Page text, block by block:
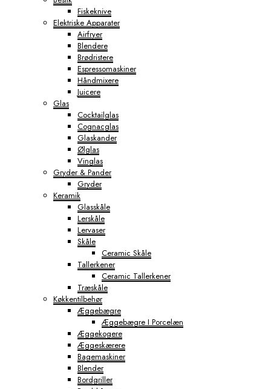
Fiskeknive
Elektriske Apparater
Airfryer
Blendere
Brødristere
Espressomaskiner
Håndmixere
Juicere
Glas
Cocktailglas
Cognacglas
Glaskander
Ølglas
Vinglas
Gryder & Pander
Gryder
Keramik
Glasskåle
Lerskåle
Lervaser
Skåle
Ceramic Skåle
Tallerkener
Ceramic Tallerkener
Træskåle
Køkkentilbehør
Æggebægre
Æggebægre I Porcelæn
Æggekogere
Æggeskærere
Bagemaskiner
Blender
Bordgriller